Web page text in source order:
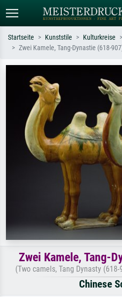
oder Stilen – z.B. Monet,
Sternennacht, Impressionismus, Welle
Hokusai, Akt.
Startseite Kunststile Kulturkreise
Zwei Kamele, Tang-Dynastie (618-
Zwei Kamele, Tang-
(Two camels, Tang Dynasty
Chinese